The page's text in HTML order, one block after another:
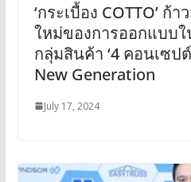
‘กระเบื้อง COTTO’
ใหม่ของการออกแบบ
กลุ่มสินค้า ‘4 คอนเซป
New Generation
July 17, 2024